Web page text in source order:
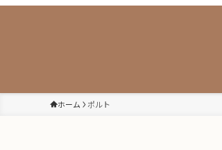
ホーム ポルト